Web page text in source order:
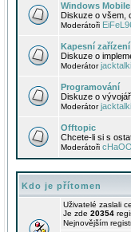
Windows Mobile
Diskuze o všem,
Moderátoři
Kapesní
Diskuze o
Moderátor
Programování
Diskuze o
Moderátor
Offtopic
Chcete-li si s
Moderátoři
Kdo je přítomen
Uživatelé zaslali
Je zde 20354
Nejnovějším